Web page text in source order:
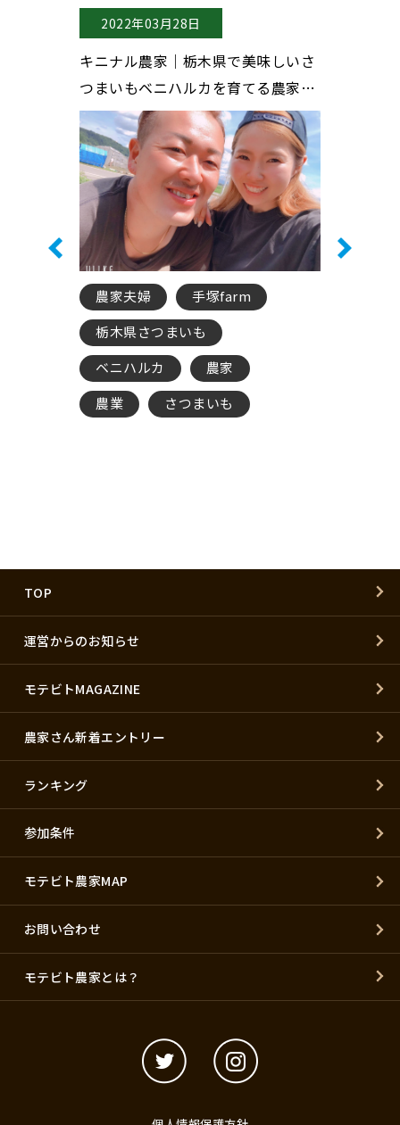
2022年03月28日
キニナル農家｜栃木県で美味しいさ
つまいもベニハルカを育てる農家夫
婦、手塚farmさん♪
農家夫婦
手塚farm
栃木県さつまいも
ベニハルカ
農家
農業
さつまいも
TOP
運営からのお知らせ
モテビトMAGAZINE
農家さん新着エントリー
ランキング
参加条件
モテビト農家MAP
お問い合わせ
モテビト農家とは？